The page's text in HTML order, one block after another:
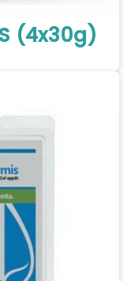
(4x30g)